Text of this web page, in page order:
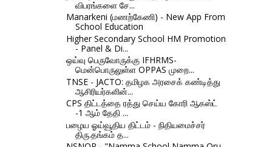
விபரங்களை சே...
Manarkeni (மணற்கேணி) - New App From
School Education
Higher Secondary School HM Promotion
- Panel & Di...
ஒய்வு பெருவோருக்கு IFHRMS-
மென்பொருலுள்ள OPPAS முறை...
TNSE - JACTO: தமிழக அரசைக் கண்டித்து
ஆசிரியர்களின்...
CPS திட்டத்தை ரத்து செய்ய கோரி ஆகஸ்ட்
-1 ஆம் தேதி ...
பழைய ஓய்வூதிய திட்டம் - நிதியமைச்சர்
திரு.தங்கம் த...